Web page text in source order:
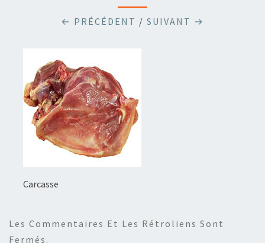
← PRÉCÉDENT / SUIVANT →
Carcasse
Les Commentaires Et Les Rétroliens Sont
Fermés.